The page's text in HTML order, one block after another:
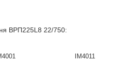
ВРП225L8 22/750:
IM4011